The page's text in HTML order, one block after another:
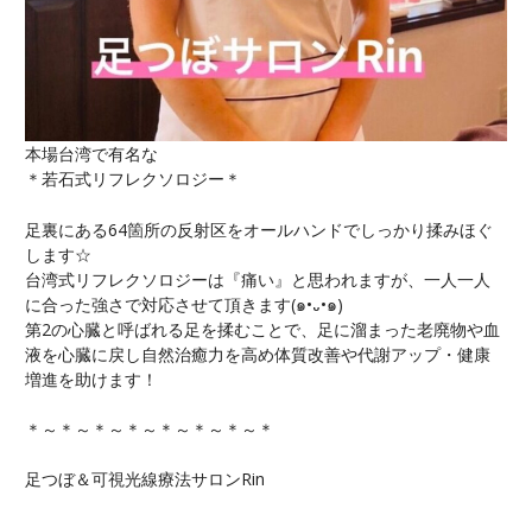
本場台湾で有名な
＊若石式リフレクソロジー＊
足裏にある64箇所の反射区をオールハンドでしっかり揉みほぐ
します☆
台湾式リフレクソロジーは『痛い』と思われますが、一人一人
に合った強さで対応させて頂きます(๑•᎑•๑)
第2の心臓と呼ばれる足を揉むことで、足に溜まった老廃物や血
液を心臓に戻し自然治癒力を高め体質改善や代謝アップ・健康
増進を助けます！
＊～＊～＊～＊～＊～＊～＊～＊
足つぼ＆可視光線療法サロンRin